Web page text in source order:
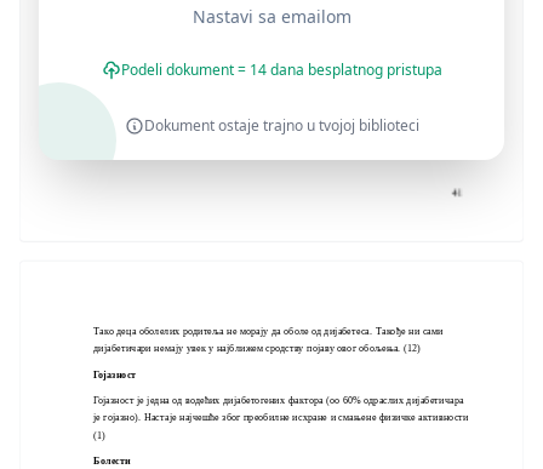
Тако деца оболелих родитеља не морају да оболе од дијабетеса. Такође ни сами
дијабетичари немају увек у најближем сродству појаву овог обољења. (12)
Гојазност
Гојазност је једна од водећих дијабетогених фактора (оо 60% одраслих дијабетичара
је гојазно). Настаје најчешће због преобилне исхране и смањене физичке активности
(1)
Болести
Nastavi sa emailom
Podeli dokument = 14 dana besplatnog pristupa
Dokument ostaje trajno u tvojoj biblioteci